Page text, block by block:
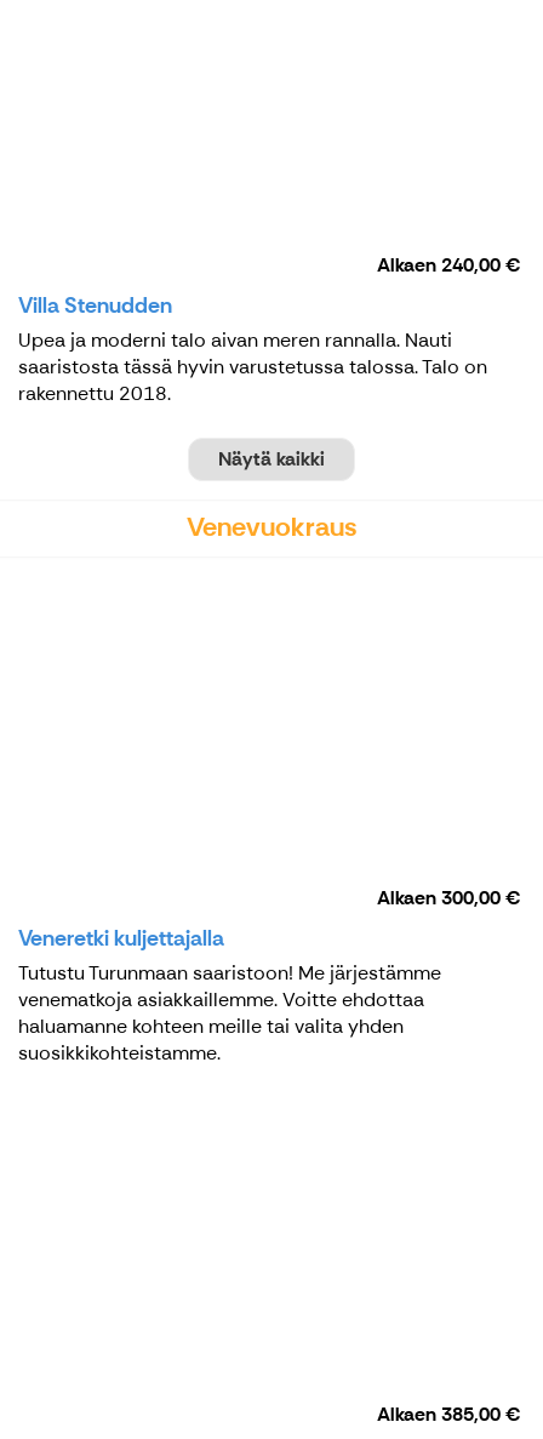
Alkaen240,00 €
Villa Stenudden
Upea ja moderni talo aivan meren rannalla. Nauti
saaristosta tässä hyvin varustetussa talossa. Talo on
rakennettu 2018.
Näytä kaikki
Venevuokraus
Alkaen300,00 €
Veneretki kuljettajalla
Tutustu Turunmaan saaristoon! Me järjestämme
venematkoja asiakkaillemme. Voitte ehdottaa
haluamanne kohteen meille tai valita yhden
suosikkikohteistamme.
Alkaen385,00 €